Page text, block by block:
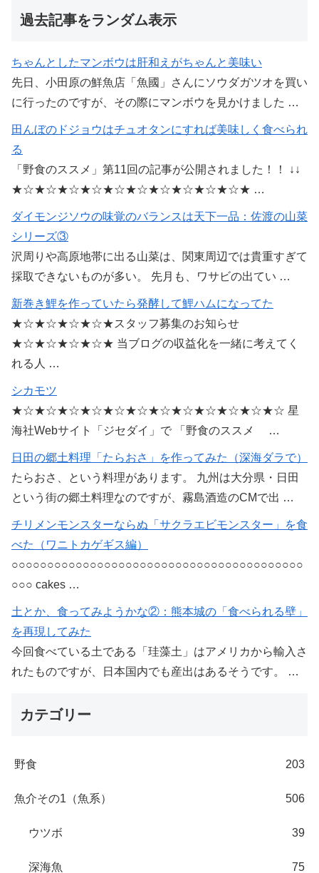
過去記事をランダム表示
ちゃんとしたマンボウは肝和えがちゃんと美味い
先日、小田原の鮮魚店「魚國」さんにソウダガツオを買い
に行ったのですが、その際にマンボウを見かけました …
田んぼのドジョウはチュオタンにすれば美味しく食べられ
る
「野食のススメ」第11回の記事が公開されました！！ ↓↓
★☆★☆★☆★☆★☆★☆★☆★☆★☆★☆★ …
ダイモンジソウの味覚のバランスは天下一品：佐渡の山菜
シリーズ③
沢周りや高原地帯に出る山菜は、関東周辺では貴重すぎて
採取できないものが多い。 先月も、ワサビの出てい …
新巻き鯉を作っていたら発酵して鯉ハムになってた
★☆★☆★☆★☆★スタッフ募集のお知らせ
★☆★☆★☆★☆★ 当ブログの収益化を一緒に考えてく
れる人 …
シカモツ
★☆★☆★☆★☆★☆★☆★☆★☆★☆★☆★☆★☆ 星
海社Webサイト「ジセダイ」で 「野食のススメ …
日田の郷土料理「たらおさ」を作ってみた（深海ダラで）
たらおさ、という料理があります。 九州は大分県・日田
という街の郷土料理なのですが、霧島酒造のCMで出 …
チリメンモンスターならぬ「サクラエビモンスター」を食
べた（ワニトカゲギス編）
○○○○○○○○○○○○○○○○○○○○○○○○○○○○○○○○○○○○○○○○○
○○○ cakes …
土とか、食ってみようかな②：熊本城の「食べられる壁」
を再現してみた
今回食べている土である「珪藻土」はアメリカから輸入さ
れたものですが、日本国内でも産出はあるそうです。 …
カテゴリー
野食 203
魚介その1（魚系） 506
ウツボ 39
深海魚 75